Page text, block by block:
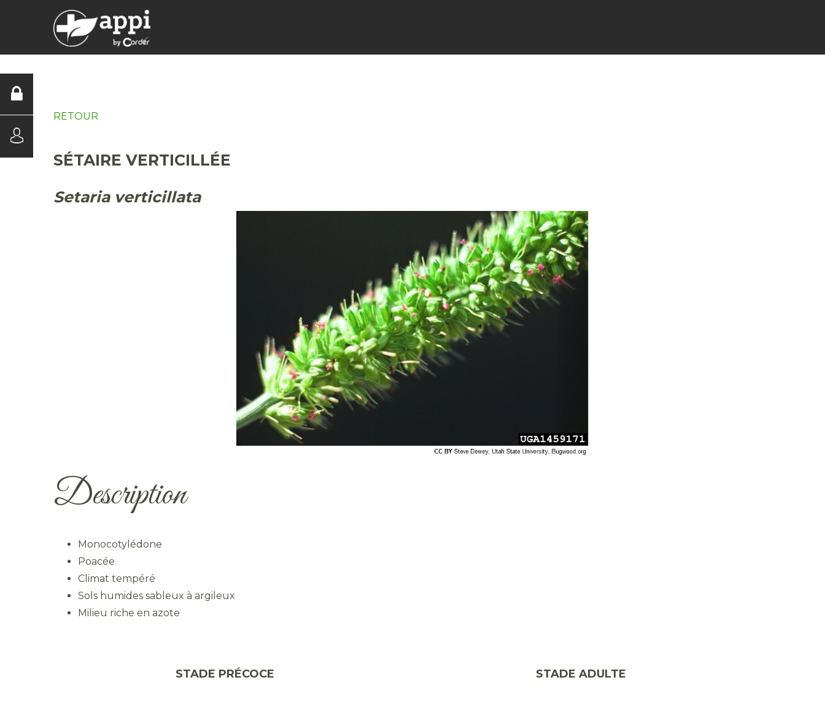
RETOUR
SÉTAIRE VERTICILLÉE
Setaria verticillata
Description
Monocotylédone
Poacée
Climat tempéré
Sols humides sableux à argileux
Milieu riche en azote
STADE PRÉCOCE STADE ADULTE